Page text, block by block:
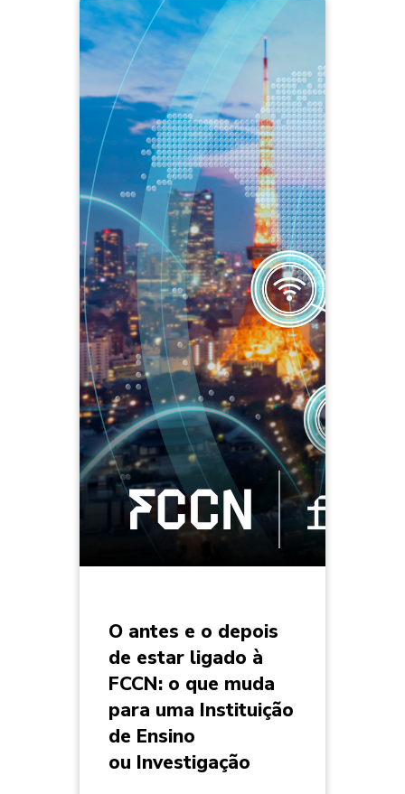
O antes e o depois
de estar ligado à
FCCN: o que muda
para uma Instituição
de Ensino
ou Investigação